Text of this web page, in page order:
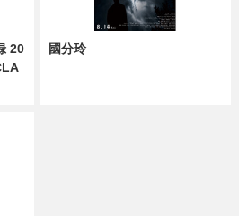
20
國分玲